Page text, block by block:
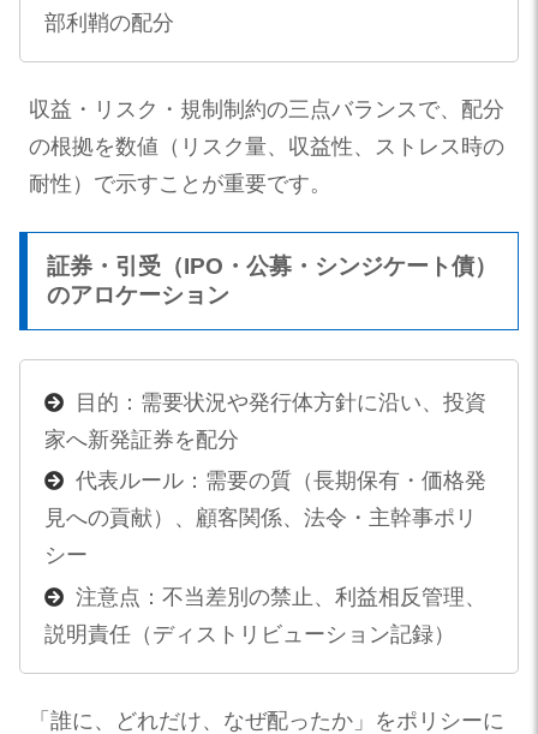
部利鞘の配分
収益・リスク・規制制約の三点バランスで、配分
の根拠を数値（リスク量、収益性、ストレス時の
耐性）で示すことが重要です。
証券・引受（IPO・公募・シンジケート債）
のアロケーション
目的：需要状況や発行体方針に沿い、投資
家へ新発証券を配分
代表ルール：需要の質（長期保有・価格発
見への貢献）、顧客関係、法令・主幹事ポリ
シー
注意点：不当差別の禁止、利益相反管理、
説明責任（ディストリビューション記録）
「誰に、どれだけ、なぜ配ったか」をポリシーに